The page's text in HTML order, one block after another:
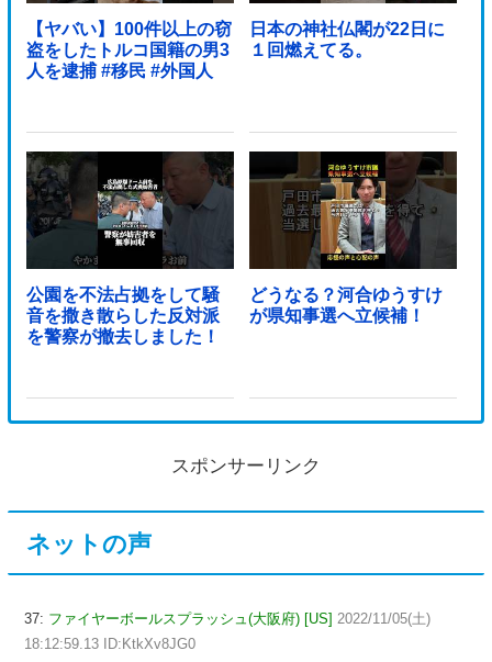
【ヤバい】100件以上の窃
盗をしたトルコ国籍の男3
人を逮捕 #移民 #外国人
日本の神社仏閣が22日に
１回燃えてる。
公園を不法占拠をして騒
音を撒き散らした反対派
を警察が撤去しました！
どうなる？河合ゆうすけ
が県知事選へ立候補！
スポンサーリンク
ネットの声
37: ファイヤーボールスプラッシュ(大阪府) [US] 2022/11/05(土)
18:12:59.13 ID:KtkXv8JG0